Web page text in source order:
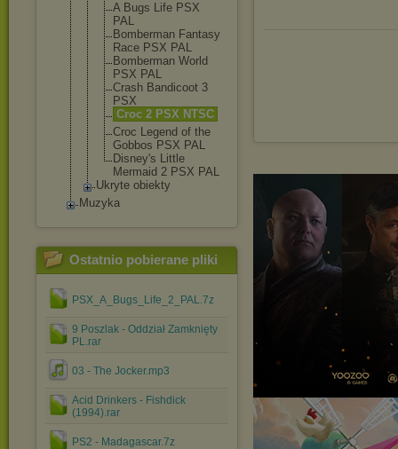
A Bugs Life PSX
PAL
Bomberman Fantasy
Race PSX PAL
Bomberman World
PSX PAL
Crash Bandicoot 3
PSX
Croc 2 PSX NTSC
Croc Legend of the
Gobbos PSX PAL
Disney's Little
Mermaid 2 PSX PAL
Ukryte obiekty
Muzyka
Ostatnio pobierane pliki
PSX_A_Bugs_Life_2_PAL.7z
9 Poszlak - Oddział Zamknięty
PL.rar
03 - The Jocker.mp3
Acid Drinkers - Fishdick
(1994).rar
PS2 - Madagascar.7z